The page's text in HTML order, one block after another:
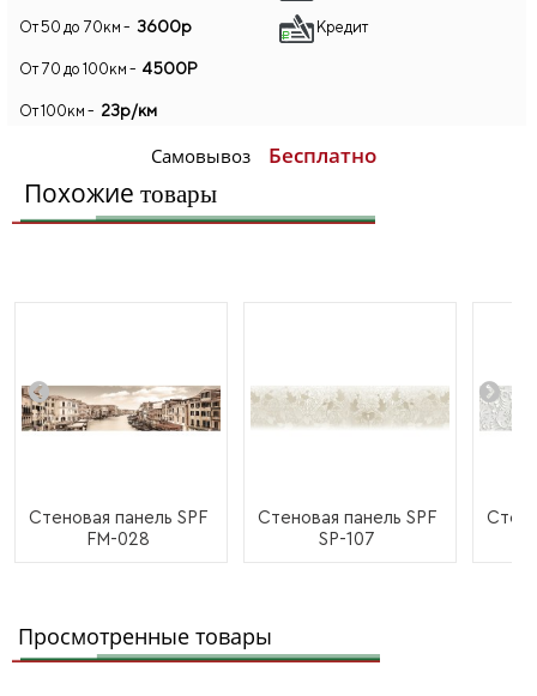
От 50 до 70км - 3600р
От 70 до 100км - 4500Р
От 100км - 23р/км
Самовывоз Бесплатно
Кредит
Похожие товары
Cтеновая панель SPF
FM-028
Cтеновая панель SPF
SP-107
Просмотренные товары